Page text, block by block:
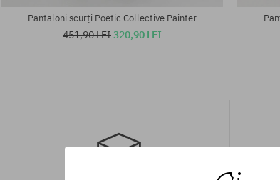
Pantaloni scurți Poetic Collective Painter
451,90 LEI320,90 LEI